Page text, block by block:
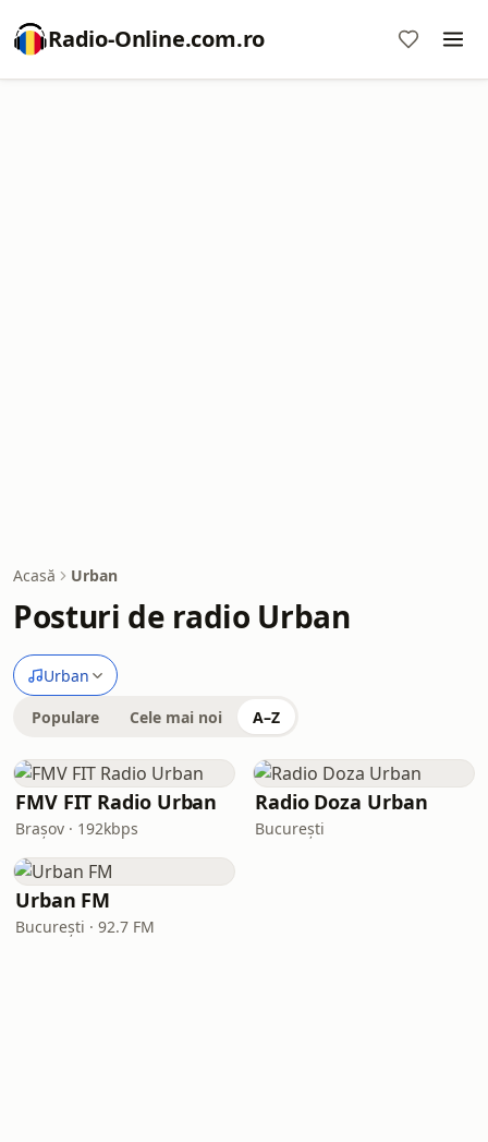
Radio-Online.com.ro
Acasă Urban
Posturi de radio Urban
Urban
Populare Cele mai noi A–Z
FMV FIT Radio Urban
Brașov · 192kbps
Radio Doza Urban
București
Urban FM
București · 92.7 FM